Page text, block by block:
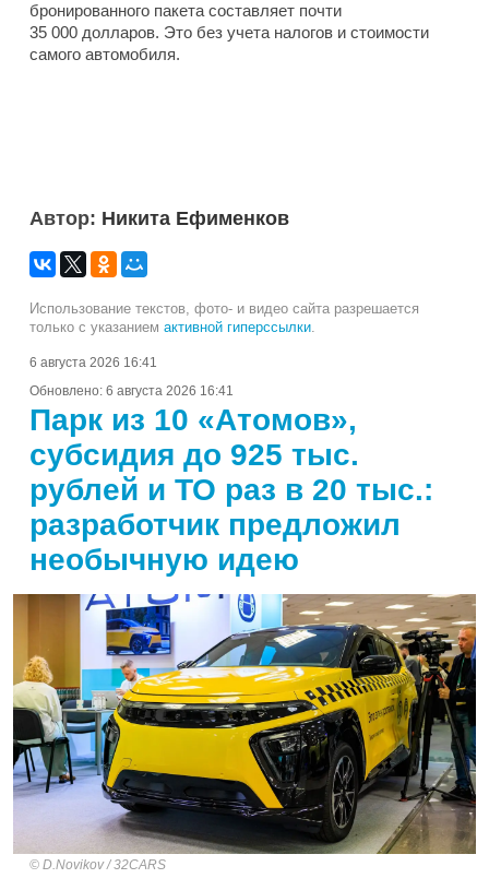
бронированного пакета составляет почти
35 000 долларов. Это без учета налогов и стоимости
самого автомобиля.
Автор: Никита Ефименков
Использование текстов, фото- и видео сайта разрешается
только с указанием активной гиперссылки.
6 августа 2026 16:41
Обновлено: 6 августа 2026 16:41
Парк из 10 «Атомов»,
субсидия до 925 тыс.
рублей и ТО раз в 20 тыс.:
разработчик предложил
необычную идею
D.Novikov / 32CARS